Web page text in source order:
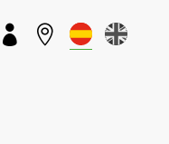
 